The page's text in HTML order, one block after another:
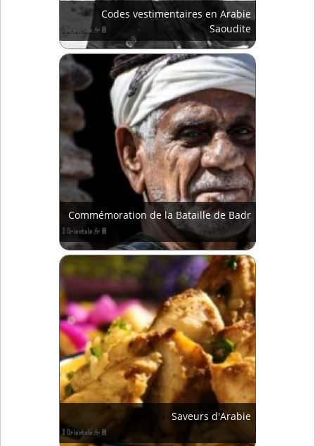
Codes vestimentaires en Arabie
Saoudite
Commémoration de la Bataille de Badr
Saveurs d'Arabie